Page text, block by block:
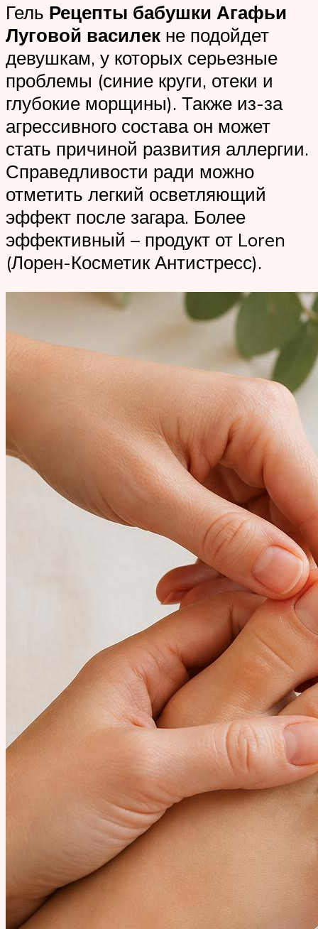
Гель Рецепты бабушки Агафьи
Луговой василек не подойдет
девушкам, у которых серьезные
проблемы (синие круги, отеки и
глубокие морщины). Также из-за
агрессивного состава он может
стать причиной развития аллергии.
Справедливости ради можно
отметить легкий осветляющий
эффект после загара. Более
эффективный – продукт от Loren
(Лорен-Косметик Антистресс).